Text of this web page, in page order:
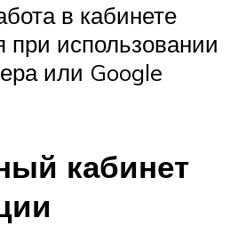
в кабинете
при использовании
или Google
кабинет